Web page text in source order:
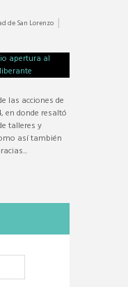
de San Lorenzo
las acciones de
en donde resaltó
talleres y
así también